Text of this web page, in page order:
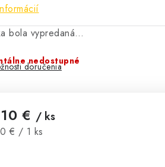
bola vypredaná…
nedostupné
doručenia
€ / ks
cena:
€ / 1 ks